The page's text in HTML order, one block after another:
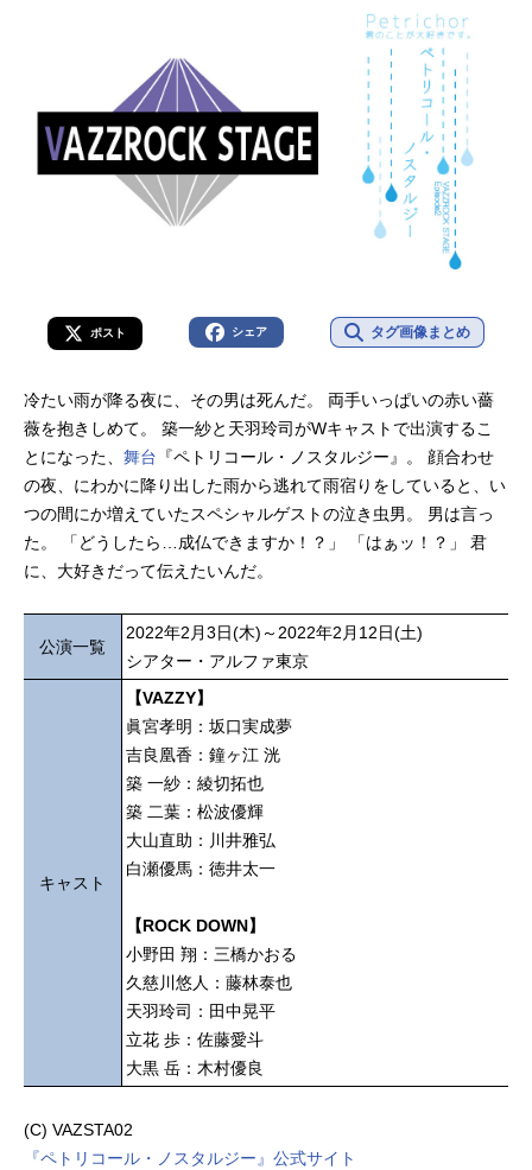
ポスト シェア タグ画像まとめ
冷たい雨が降る夜に、その男は死んだ。 両手いっぱいの赤い薔
薇を抱きしめて。 築一紗と天羽玲司がWキャストで出演するこ
とになった、 舞台 『ペトリコール・ノスタルジー』。 顔合わせ
の夜、にわかに降り出した雨から逃れて雨宿りをしていると、い
つの間にか増えていたスペシャルゲストの泣き虫男。 男は言っ
た。 「どうしたら…成仏できますか！？」 「はぁッ！？」 君
に、大好きだって伝えたいんだ。
公演一覧
2022年2月3日(木)～2022年2月12日(土)
シアター・アルファ東京
キャスト
【VAZZY】
眞宮孝明：坂口実成夢
吉良凰香：鐘ヶ江 洸
築 一紗：綾切拓也
築 二葉：松波優輝
大山直助：川井雅弘
白瀬優馬：徳井太一
【ROCK DOWN】
小野田 翔：三橋かおる
久慈川悠人：藤林泰也
天羽玲司：田中晃平
立花 歩：佐藤愛斗
大黒 岳：木村優良
(C) VAZSTA02
『ペトリコール・ノスタルジー』公式サイト